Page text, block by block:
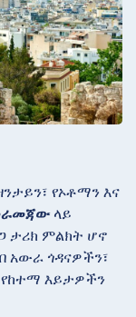
የኦቶማን እና
ላይ
ታሪክ ምልክት ሆኖ
አውራ ጎዳናዎችን፣
እይታዎችን